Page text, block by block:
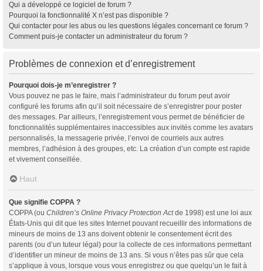
Qui a développé ce logiciel de forum ?
Pourquoi la fonctionnalité X n’est pas disponible ?
Qui contacter pour les abus ou les questions légales concernant ce forum ?
Comment puis-je contacter un administrateur du forum ?
Problèmes de connexion et d’enregistrement
Pourquoi dois-je m’enregistrer ?
Vous pouvez ne pas le faire, mais l’administrateur du forum peut avoir
configuré les forums afin qu’il soit nécessaire de s’enregistrer pour poster
des messages. Par ailleurs, l’enregistrement vous permet de bénéficier de
fonctionnalités supplémentaires inaccessibles aux invités comme les avatars
personnalisés, la messagerie privée, l’envoi de courriels aux autres
membres, l’adhésion à des groupes, etc. La création d’un compte est rapide
et vivement conseillée.
Haut
Que signifie COPPA ?
COPPA (ou Children’s Online Privacy Protection Actde 1998) est une loi aux
États-Unis qui dit que les sites Internet pouvant recueillir des informations de
mineurs de moins de 13 ans doivent obtenir le consentement écrit des
parents (ou d’un tuteur légal) pour la collecte de ces informations permettant
d’identifier un mineur de moins de 13 ans. Si vous n’êtes pas sûr que cela
s’applique à vous, lorsque vous vous enregistrez ou que quelqu’un le fait à